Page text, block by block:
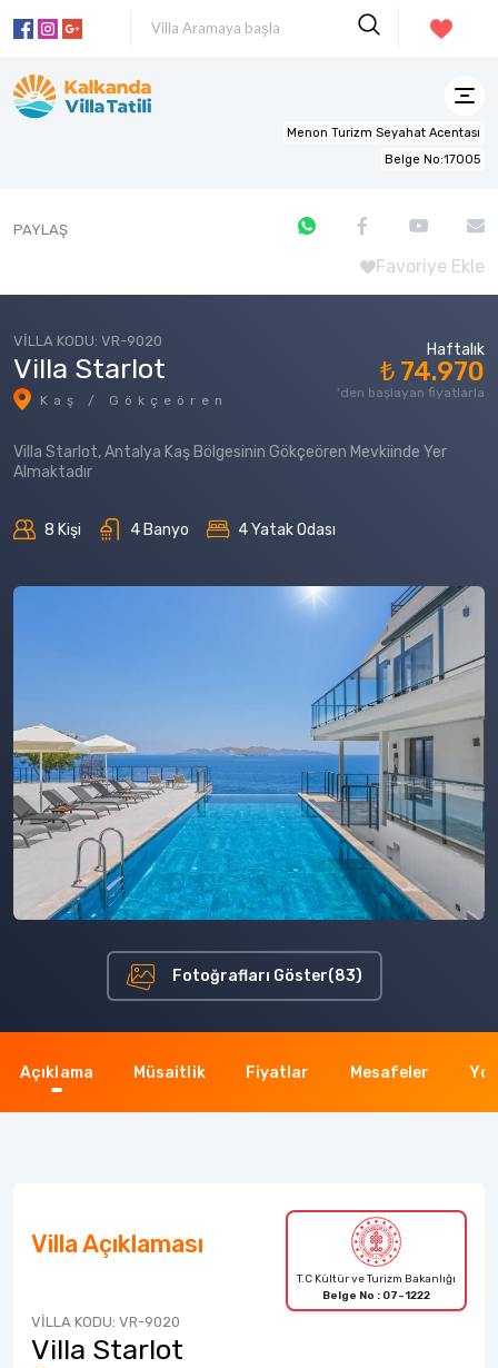
Menon Turizm Seyahat Acentası
Belge No:17005
PAYLAŞ
Favoriye Ekle
VİLLA KODU: VR-9020
Villa Starlot
Kaş / Gökçeören
Haftalık
₺ 74.970
'den başlayan fiyatlarla
Villa Starlot, Antalya Kaş Bölgesinin Gökçeören Mevkiinde Yer
Almaktadır
8 Kişi 4 Banyo 4 Yatak Odası
Fotoğrafları Göster(83)
Açıklama Müsaitlik Fiyatlar Mesafeler
Villa Açıklaması
T.C Kültür ve Turizm Bakanlığı
Belge No : 07-1222
VİLLA KODU: VR-9020
Villa Starlot